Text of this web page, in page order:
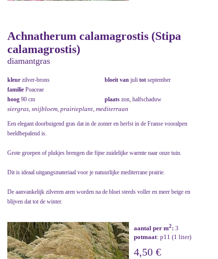
Achnatherum calamagrostis (Stipa
calamagrostis)
diamantgras
kleur zilver-brons bloeit van juli tot september
familie Poaceae
hoog 90 cm plaats zon, halfschaduw
siergras, snijbloem, prairieplant, mediterraan
Een elegant doorbuigend gras dat in de zomer en herfst in de Franse vooralpen
beeldbepalend is.
Grote groepen of plukjes brengen die fijne zuidelijke warmte naar onze tuin.
Dit is ideaal uitgangsmateriaal voor je natuurlijke mediterrane prairie.
De aanvankelijk zilveren aren worden na de bloei steeds voller en meer beige en
blijven dat tot de winter.
aantal per m2: 3
potmaat: p11 (1 liter)
4,50 €